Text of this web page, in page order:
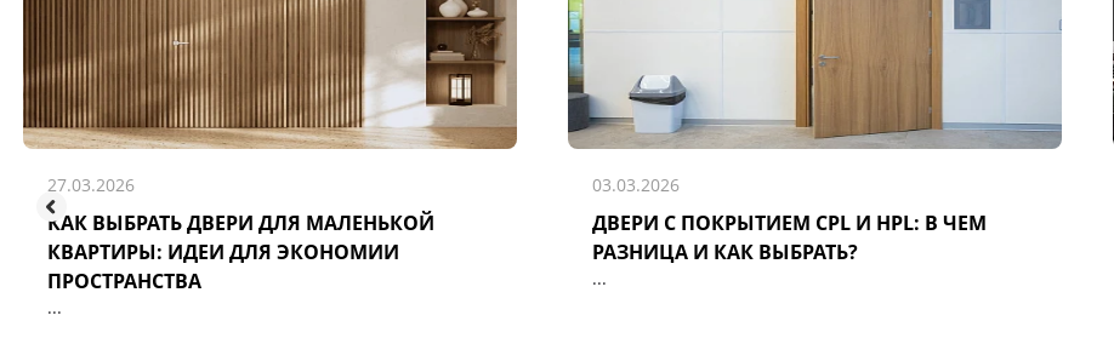
27.03.2026
КАК ВЫБРАТЬ ДВЕРИ ДЛЯ МАЛЕНЬКОЙ
КВАРТИРЫ: ИДЕИ ДЛЯ ЭКОНОМИИ
ПРОСТРАНСТВА
...
03.03.2026
ДВЕРИ С ПОКРЫТИЕМ CPL И HPL: В ЧЕМ
РАЗНИЦА И КАК ВЫБРАТЬ?
...